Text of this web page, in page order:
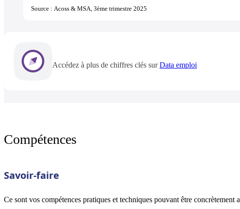
Source : Acoss & MSA, 3ème trimestre 2025
Accédez à plus de chiffres clés surData emploi
Compétences
Savoir-faire
Ce sont vos compétences pratiques et techniques pouvant être concrètement